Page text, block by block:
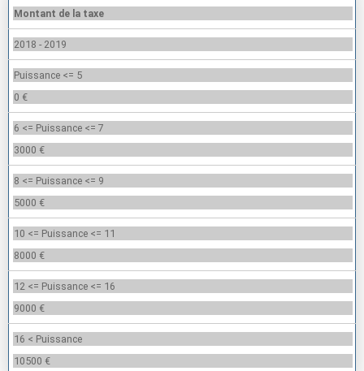
Montant de la taxe
2018 - 2019
Puissance <= 5
0 €
6 <= Puissance <= 7
3000 €
8 <= Puissance <= 9
5000 €
10 <= Puissance <= 11
8000 €
12 <= Puissance <= 16
9000 €
16 < Puissance
10500 €